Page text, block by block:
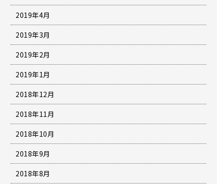
2019年4月
2019年3月
2019年2月
2019年1月
2018年12月
2018年11月
2018年10月
2018年9月
2018年8月